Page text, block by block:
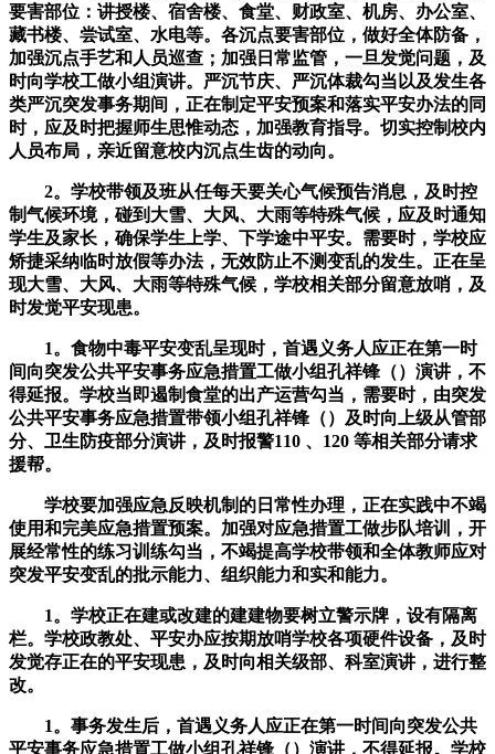
要害部位：讲授楼、宿舍楼、食堂、财政室、机房、办公室、
藏书楼、尝试室、水电等。各沉点要害部位，做好全体防备，
加强沉点手艺和人员巡查；加强日常监管，一旦发觉问题，及
时向学校工做小组演讲。严沉节庆、严沉体裁勾当以及发生各
类严沉突发事务期间，正在制定平安预案和落实平安办法的同
时，应及时把握师生思惟动态，加强教育指导。切实控制校内
人员布局，亲近留意校内沉点生齿的动向。
2。学校带领及班从任每天要关心气候预告消息，及时控
制气候环境，碰到大雪、大风、大雨等特殊气候，应及时通知
学生及家长，确保学生上学、下学途中平安。需要时，学校应
矫捷采纳临时放假等办法，无效防止不测变乱的发生。正在呈
现大雪、大风、大雨等特殊气候，学校相关部分留意放哨，及
时发觉平安现患。
1。食物中毒平安变乱呈现时，首遇义务人应正在第一时
间向突发公共平安事务应急措置工做小组孔祥锋（）演讲，不
得延报。学校当即遏制食堂的出产运营勾当，需要时，由突发
公共平安事务应急措置带领小组孔祥锋（）及时向上级从管部
分、卫生防疫部分演讲，及时报警110 、120 等相关部分请求
援帮。
学校要加强应急反映机制的日常性办理，正在实践中不竭
使用和完美应急措置预案。加强对应急措置工做步队培训，开
展经常性的练习训练勾当，不竭提高学校带领和全体教师应对
突发平安变乱的批示能力、组织能力和实和能力。
1。学校正在建或改建的建建物要树立警示牌，设有隔离
栏。学校政教处、平安办应按期放哨学校各项硬件设备，及时
发觉存正在的平安现患，及时向相关级部、科室演讲，进行整
改。
1。事务发生后，首遇义务人应正在第一时间向突发公共
平安事务应急措置工做小组孔祥锋（）演讲，不得延报。学校